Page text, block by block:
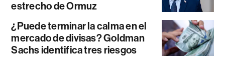
estrecho de Ormuz
¿Puede terminar la calma en el
mercado de divisas? Goldman
Sachs identifica tres riesgos